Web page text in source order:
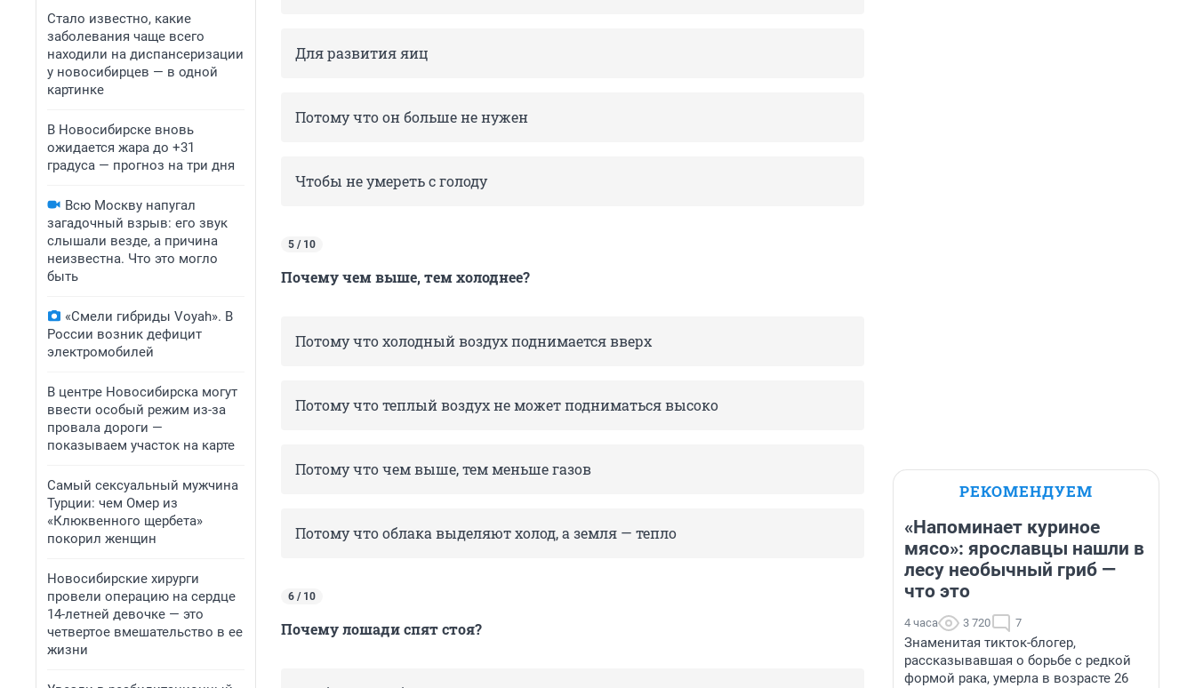
Стало известно, какие
заболевания чаще всего
находили на диспансеризации
у новосибирцев — в одной
картинке
В Новосибирске вновь
ожидается жара до +31
градуса — прогноз на три дня
Всю Москву напугал
загадочный взрыв: его звук
слышали везде, а причина
неизвестна. Что это могло
быть
«Смели гибриды Voyah». В
России возник дефицит
электромобилей
В центре Новосибирска могут
ввести особый режим из-за
провала дороги —
показываем участок на карте
Самый сексуальный мужчина
Турции: чем Омер из
«Клюквенного щербета»
покорил женщин
Новосибирские хирурги
провели операцию на сердце
14-летней девочке — это
четвертое вмешательство в ее
жизни
Для развития яиц
Потому что он больше не нужен
Чтобы не умереть с голоду
5 / 10
Почему чем выше, тем холоднее?
Потому что холодный воздух поднимается вверх
Потому что теплый воздух не может подниматься высоко
Потому что чем выше, тем меньше газов
Потому что облака выделяют холод, а земля — тепло
6 / 10
Почему лошади спят стоя?
РЕКОМЕНДУЕМ
«Напоминает куриное
мясо»: ярославцы нашли в
лесу необычный гриб —
что это
4 часа 3 720 7
Знаменитая тикток-блогер,
рассказывавшая о борьбе с редкой
формой рака, умерла в возрасте 26